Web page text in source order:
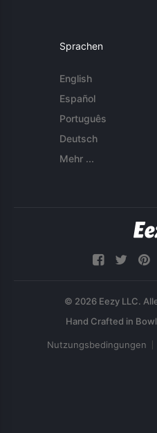
Sprachen
English
Español
Português
Deutsch
Mehr ...
© 2026 Eezy LLC.
Nutzungsbedingungen